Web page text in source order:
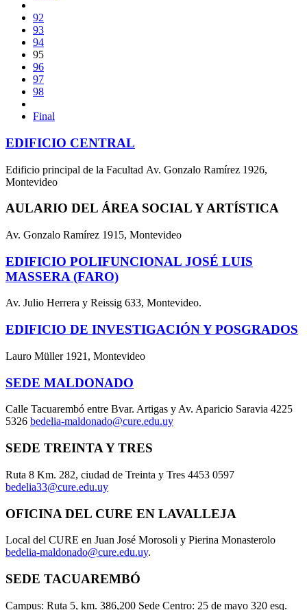
92
93
94
95
96
97
98
Final
EDIFICIO CENTRAL
Edificio principal de la Facultad Av. Gonzalo Ramírez 1926,
Montevideo
AULARIO DEL ÁREA SOCIAL Y ARTÍSTICA
Av. Gonzalo Ramírez 1915, Montevideo
EDIFICIO POLIFUNCIONAL JOSÉ LUIS
MASSERA (FARO)
Av. Julio Herrera y Reissig 633, Montevideo.
EDIFICIO DE INVESTIGACIÓN Y POSGRADOS
Lauro Müller 1921, Montevideo
SEDE MALDONADO
Calle Tacuarembó entre Bvar. Artigas y Av. Aparicio Saravia 4225
5326 bedelia-maldonado@cure.edu.uy
SEDE TREINTA Y TRES
Ruta 8 Km. 282, ciudad de Treinta y Tres 4453 0597
bedelia33@cure.edu.uy
OFICINA DEL CURE EN LAVALLEJA
Local del CURE en Juan José Morosoli y Pierina Monasterolo
bedelia-maldonado@cure.edu.uy.
SEDE TACUAREMBÓ
Campus: Ruta 5, km. 386,200 Sede Centro: 25 de mayo 320 esq.